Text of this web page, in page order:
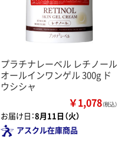
プラチナレーベル レチノール
オールインワンゲル 300g ド
ウシシャ
￥1,078（税込）
お届け日：8月11日（火）
アスクル在庫商品